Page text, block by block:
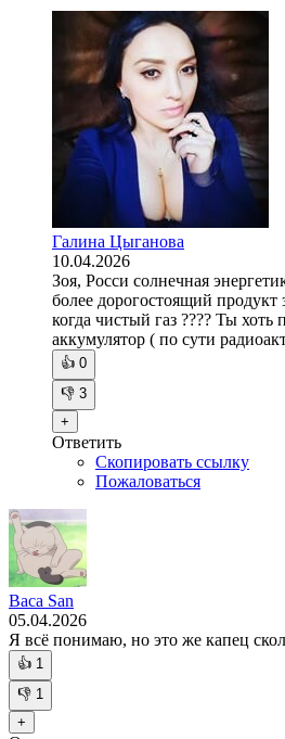
Галина Цыганова
10.04.2026
Зоя, Росси солнечная
более дорогостоящий продукт
когда чистый газ ???? Ты хоть
аккумулятор ( по сути
👍 0
👎 3
+
Ответить
Скопировать ссылку
Пожаловаться
Baca San
05.04.2026
Я всё понимаю, но это же капец
👍 1
👎 1
+